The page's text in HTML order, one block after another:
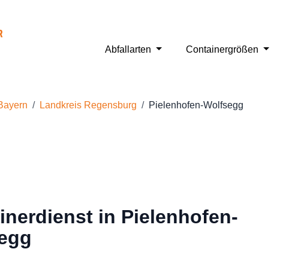
Abfallarten Containergrößen
Landkreis Regensburg Pielenhofen-Wolfsegg
in Pielenhofen-